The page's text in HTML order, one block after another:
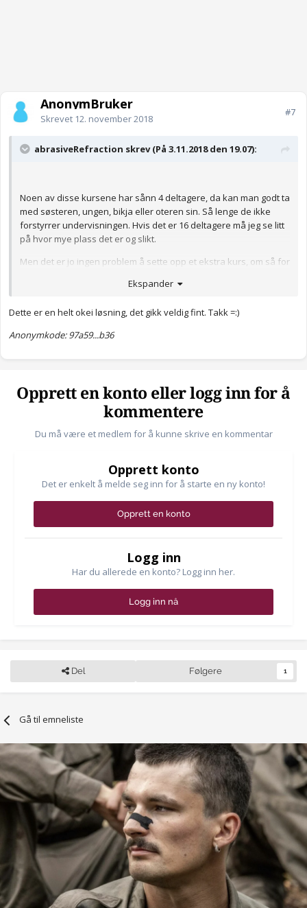
AnonymBruker
Skrevet 12. november 2018
#7
abrasiveRefraction skrev (På 3.11.2018 den 19.07):
Noen av disse kursene har sånn 4 deltagere, da kan man godt ta
med søsteren, ungen, bikja eller oteren sin. Så lenge de ikke
forstyrrer undervisningen. Hvis det er 16 deltagere må jeg se litt
på hvor mye plass det er og slikt.
Men det er jo ingen problem å sette opp et ekstra kurs, om så for
Edit: Hvis ungen er 6 år ville jeg bare satt han på pauserommet
av hva resepsjonisten har kjøpt inn)
Ekspander
Dette er en helt okei løsning, det gikk veldig fint. Takk =:)
Anonymkode: 97a59...b36
Opprett en konto eller logg inn for å
kommentere
Du må være et medlem for å kunne skrive en kommentar
Opprett konto
Det er enkelt å melde seg inn for å starte en ny konto!
Opprett en konto
Logg inn
Har du allerede en konto? Logg inn her.
Logg inn nå
Del Følgere 1
Gå til emneliste